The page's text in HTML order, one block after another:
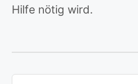
Hilfe nötig wird.